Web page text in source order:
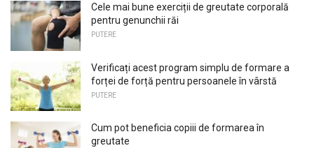
Cele mai bune exerciții de greutate corporală
pentru genunchii răi
PUTERE
Verificați acest program simplu de formare a
forței de forță pentru persoanele în vârstă
PUTERE
Cum pot beneficia copiii de formarea în
greutate